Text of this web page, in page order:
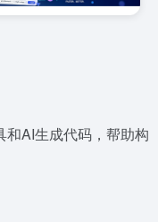
AI生成代码，帮助构